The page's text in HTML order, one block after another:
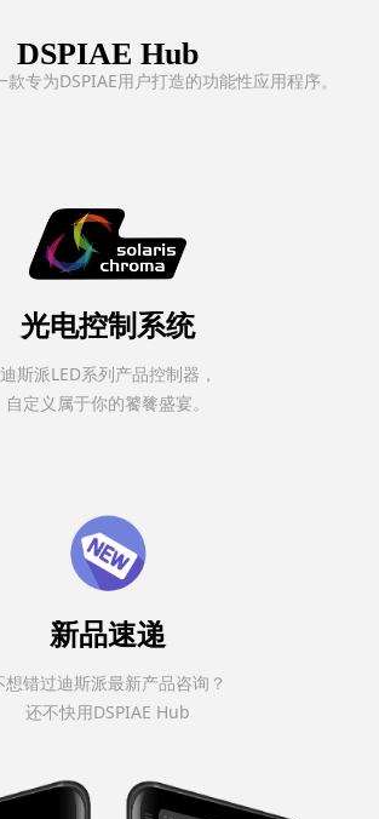
光电控制系统
迪斯派LED系列产品控制器，
自定义属于你的饕餮盛宴。
新品速递
想错过迪斯派最新产品咨询？
还不快用DSPIAE Hub
专为DSPIAE用户打造的功能性应用程序。
DSPIAE Hub